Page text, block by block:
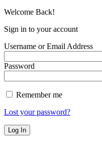
Welcome Back!
Sign in to your account
Username or Email Address
Password
Remember me
Lost your password?